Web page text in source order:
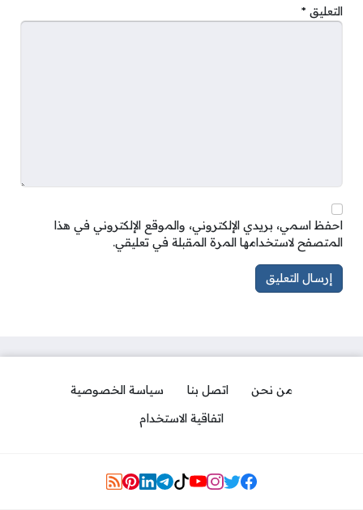
التعليق *
احفظ اسمي، بريدي الإلكتروني، والموقع الإلكتروني في هذا
المتصفح لاستخدامها المرة المقبلة في تعليقي.
من نحن اتصل بنا
سياسة الخصوصية
اتفاقية الاستخدام
Social Links